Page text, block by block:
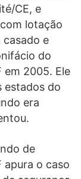
CE, e
lotação
casado e
do
em 2005. Ele
estados do
era
de
apura o caso